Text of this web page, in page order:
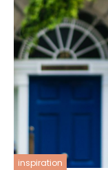
inspiration